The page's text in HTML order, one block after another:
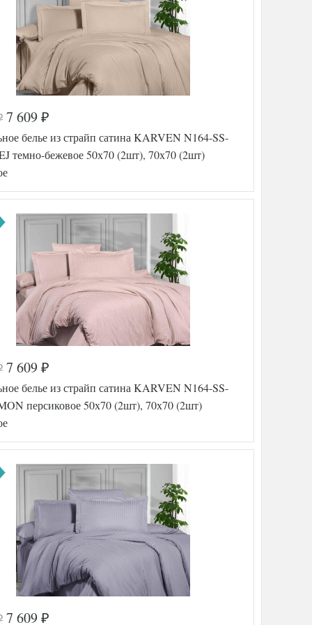
570-221
FIR8681
17
160х220
(2шт)
50х70
(2шт)
Karven
(Турция)
7 609 ₽
белье из страйп сатина KARVEN N164-SS-
темно-бежевое 50х70 (2шт), 70х70 (2шт)
7 609 ₽
белье из страйп сатина KARVEN N164-SS-
персиковое 50х70 (2шт), 70х70 (2шт)
7 609 ₽